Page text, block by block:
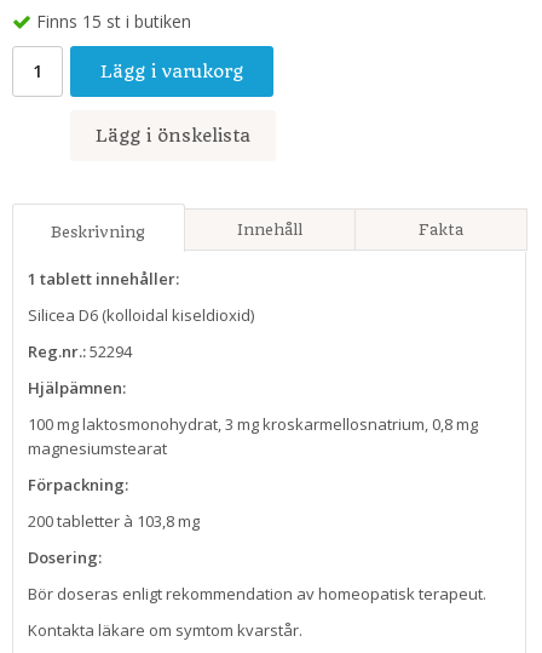
Finns 15 st i butiken
Lägg i varukorg
Lägg i önskelista
Beskrivning Innehåll Fakta
1 tablett innehåller:
Silicea D6 (kolloidal kiseldioxid)
Reg.nr.:52294
Hjälpämnen:
100 mg laktosmonohydrat, 3 mg kroskarmellosnatrium, 0,8 mg
magnesiumstearat
Förpackning:
200 tabletter à 103,8 mg
Dosering:
Bör doseras enligt rekommendation av homeopatisk terapeut.
Kontakta läkare om symtom kvarstår.